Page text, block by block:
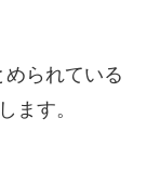
られている
ます。